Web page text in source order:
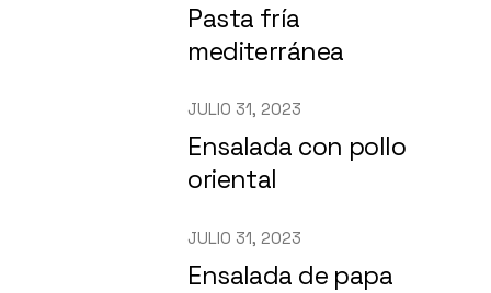
Pasta fría
mediterránea
JULIO 31, 2023
Ensalada con pollo
oriental
JULIO 31, 2023
Ensalada de papa